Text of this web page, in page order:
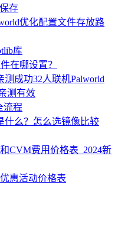
存
优化配置文件存放路
库
在哪设置？
成功32人联机Palworld
测有效
流程
什么？怎么选镜像比较
CVM费用价格表_2024新
惠活动价格表